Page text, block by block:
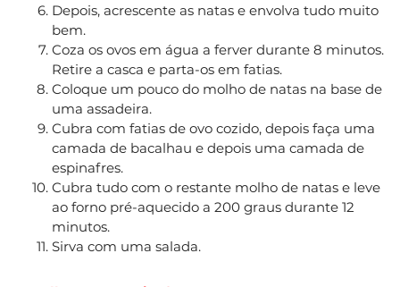
Depois, acrescente as natas e envolva tudo muito
bem.
Coza os ovos em água a ferver durante 8 minutos.
Retire a casca e parta-os em fatias.
Coloque um pouco do molho de natas na base de
uma assadeira.
Cubra com fatias de ovo cozido, depois faça uma
camada de bacalhau e depois uma camada de
espinafres.
Cubra tudo com o restante molho de natas e leve
ao forno pré-aquecido a 200 graus durante 12
minutos.
Sirva com uma salada.